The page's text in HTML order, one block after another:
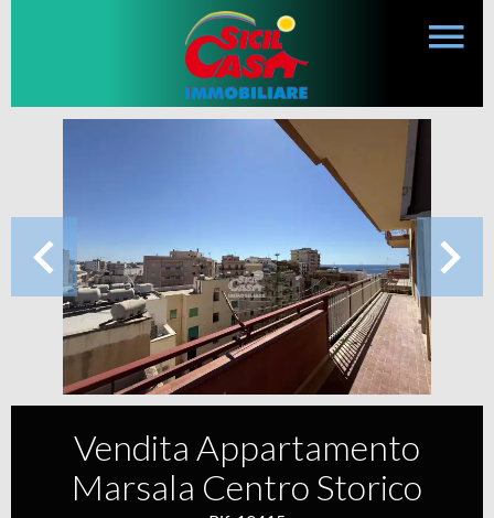
Vendita Appartamento
Marsala Centro Storico